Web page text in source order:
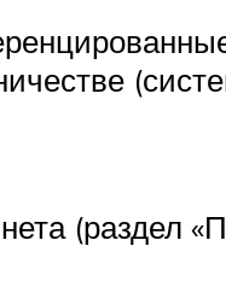
(раздел